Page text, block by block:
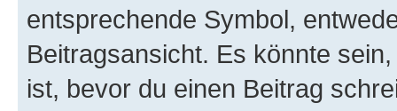
entsprechende Symbol,
Beitragsansicht. Es könnte
ist, bevor du einen Beitrag